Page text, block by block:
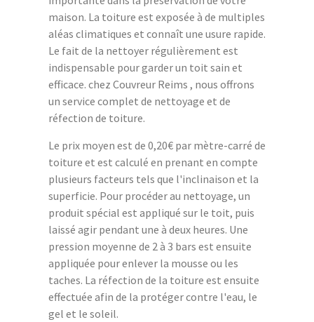
maison. La toiture est exposée à de multiples
aléas climatiques et connaît une usure rapide.
Le fait de la nettoyer régulièrement est
indispensable pour garder un toit sain et
efficace. chez Couvreur Reims , nous offrons
un service complet de nettoyage et de
réfection de toiture.
Le prix moyen est de 0,20€ par mètre-carré de
toiture et est calculé en prenant en compte
plusieurs facteurs tels que l'inclinaison et la
superficie. Pour procéder au nettoyage, un
produit spécial est appliqué sur le toit, puis
laissé agir pendant une à deux heures. Une
pression moyenne de 2 à 3 bars est ensuite
appliquée pour enlever la mousse ou les
taches. La réfection de la toiture est ensuite
effectuée afin de la protéger contre l'eau, le
gel et le soleil.